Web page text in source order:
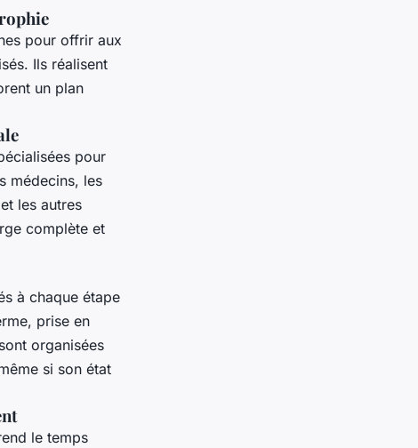
pour offrir aux
Ils réalisent
un plan
pour
médecins, les
les autres
complète et
à chaque étape
prise en
organisées
si son état
le temps